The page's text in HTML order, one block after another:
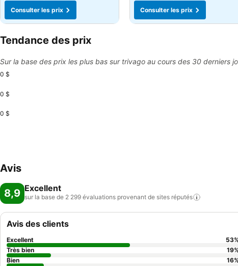
Consulter les prix
Consulter les prix
Tendance des prix
Sur la base des prix les plus bas sur trivago au cours des 30 derniers
0 $
0 $
0 $
Avis
8,9 Excellent
sur la base de 2 299 évaluations provenant de sites réputés
Avis des clients
Excellent 53
Très bien
19
Bien
16